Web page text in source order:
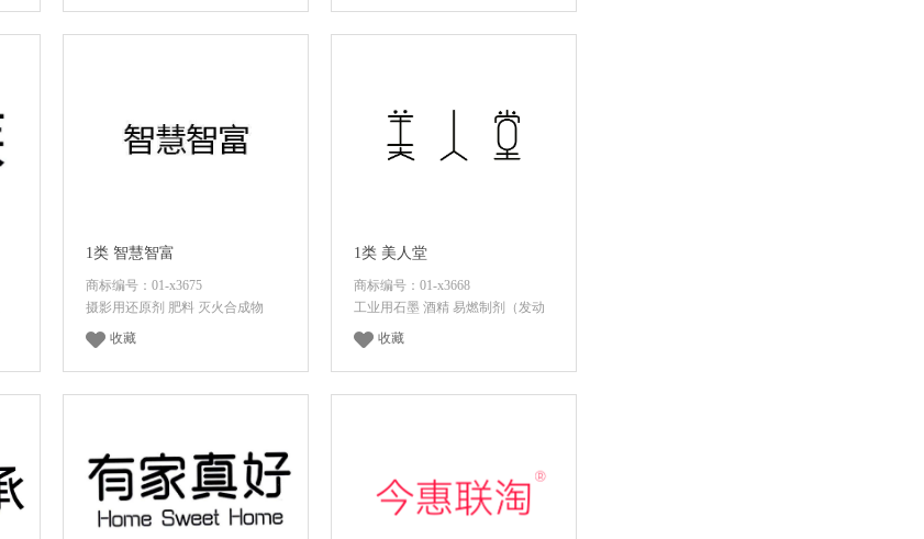
1类 智慧智富
商标编号：01-x3675
摄影用还原剂 肥料 灭火合成物
收藏
1类 美人堂
商标编号：01-x3668
工业用石墨 酒精 易燃制剂（发动
收藏